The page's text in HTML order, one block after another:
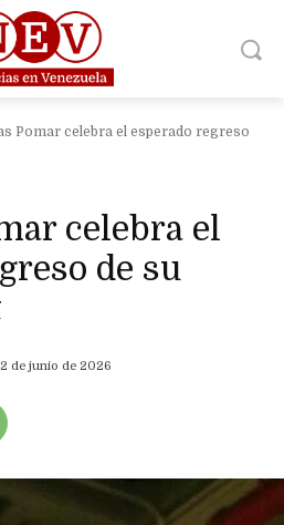
Pomar celebra el esperado regreso
celebra el
de su
de junio de 2026